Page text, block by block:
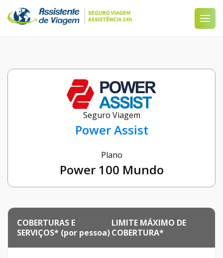
Seguro Viagem
Power Assist
Plano
Power 100 Mundo
COBERTURAS E
SERVIÇOS* (por pessoa)
LIMITE MÁXIMO DE
COBERTURA*